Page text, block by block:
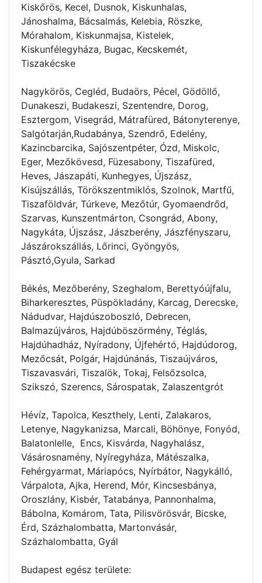
Kiskőrös, Kecel, Dusnok, Kiskunhalas,
Jánoshalma, Bácsalmás, Kelebia, Röszke,
Mórahalom, Kiskunmajsa, Kistelek,
Kiskunfélegyháza, Bugac, Kecskemét,
Tiszakécske
Nagykörös, Cegléd, Budaörs, Pécel, Gödöllő,
Dunakeszi, Budakeszi, Szentendre, Dorog,
Esztergom, Visegrád, Mátrafüred, Bátonyterenye,
Salgótarján,Rudabánya, Szendrő, Edelény,
Kazincbarcika, Sajószentpéter, Ózd, Miskolc,
Eger, Mezőkövesd, Füzesabony, Tiszafüred,
Heves, Jászapáti, Kunhegyes, Újszász,
Kisújszállás, Törökszentmiklós, Szolnok, Martfű,
Tiszaföldvár, Túrkeve, Mezőtúr, Gyomaendrőd,
Szarvas, Kunszentmárton, Csongrád, Abony,
Nagykáta, Újszász, Jászberény, Jászfényszaru,
Jászárokszállás, Lőrinci, Gyöngyös,
Pásztó,Gyula, Sarkad
Békés, Mezőberény, Szeghalom, Berettyóújfalu,
Biharkeresztes, Püspökladány, Karcag, Derecske,
Nádudvar, Hajdúszoboszló, Debrecen,
Balmazújváros, Hajdúböszörmény, Téglás,
Hajdúhadház, Nyíradony, Újfehértó, Hajdúdorog,
Mezőcsát, Polgár, Hajdúnánás, Tiszaújváros,
Tiszavasvári, Tiszalök, Tokaj, Felsőzsolca,
Szikszó, Szerencs, Sárospatak, Zalaszentgrót
Hévíz, Tapolca, Keszthely, Lenti, Zalakaros,
Letenye, Nagykanizsa, Marcali, Böhönye, Fonyód,
Balatonlelle, Encs, Kisvárda, Nagyhalász,
Vásárosnamény, Nyíregyháza, Mátészalka,
Fehérgyarmat, Máriapócs, Nyírbátor, Nagykálló,
Várpalota, Ajka, Herend, Mór, Kincsesbánya,
Oroszlány, Kisbér, Tatabánya, Pannonhalma,
Bábolna, Komárom, Tata, Pilisvörösvár, Bicske,
Érd, Százhalombatta, Martonvásár,
Százhalombatta, Gyál
Budapest egész területe: